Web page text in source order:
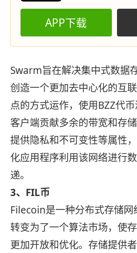
APP下载
Swarm旨在解决集中式数据
创造一个更加去中心化的互
点的方式运作，使用BZZ代
客户端贡献多余的带宽和存
提供隐私和不可变性等属性
化应用程序利用该网络进行
递。
3、FIL币
Filecoin是一种分布式存储
转变为了一个算法市场，使
更加开放和优化。存储提供